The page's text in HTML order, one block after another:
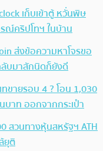
เก็บเข้าตู้ หวั่นพิษ
ณ์คริปโทฯ ในบ้าน
ส่งข้อความหาโจรขอ
บมาสักนิดก็ยังดี
ขายรอบ 4 ? โอน 1,030
บาท ออกจากกระเป๋า
สวนทางหุ้นสหรัฐฯ ATH
ยุติ